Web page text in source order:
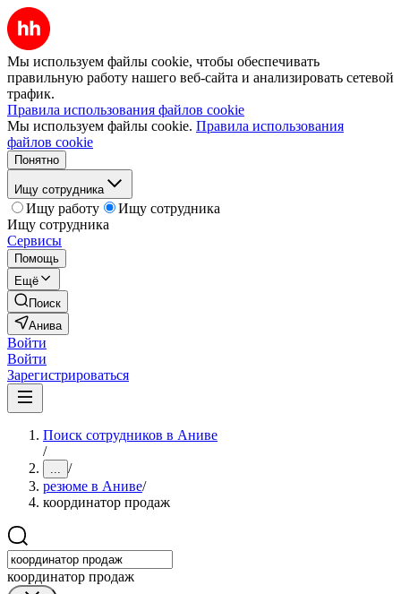
Мы используем файлы cookie, чтобы обеспечивать
правильную работу нашего веб-сайта и анализировать сетевой
трафик.
Правила использования файлов cookie
Мы используем файлы cookie. Правила использования
файлов cookie
Понятно
Ищу сотрудника
Ищу работу
Ищу сотрудника
Ищу сотрудника
Сервисы
Помощь
Ещё
Поиск
Анива
Войти
Войти
Зарегистрироваться
Поиск сотрудников в Аниве
/
... /
резюме в Аниве/
координатор продаж
координатор продаж